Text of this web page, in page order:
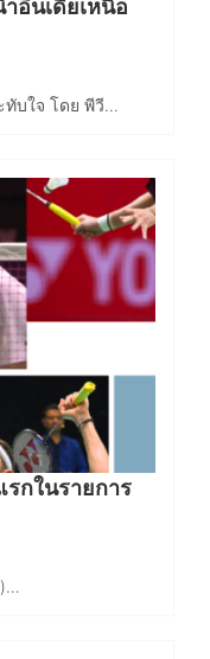
อินเดียเหนือ
ทับใจ โดย พีวี…
กในรายการ